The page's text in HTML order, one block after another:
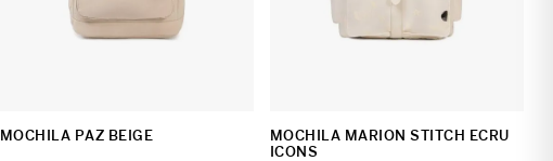
MOCHILA PAZ BEIGE
MOCHILA MARION STITCH ECRU
ICONS